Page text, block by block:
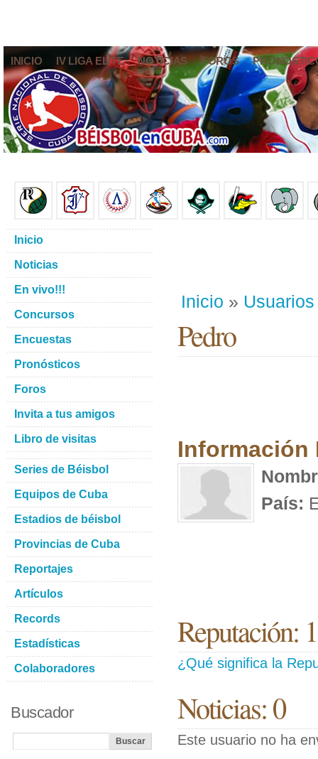
INICIO IV LIGA ELITE NOTICIAS FOROS
Inicio » Usuarios
Pedro
Información
País:
Reputación:
¿Qué significa la
Noticias: 0
Este usuario no ha
Inicio
Noticias
En vivo!!!
Concursos
Encuestas
Pronósticos
Foros
Invita a tus amigos
Libro de visitas
Series de Béisbol
Equipos de Cuba
Estadios de béisbol
Provincias de Cuba
Reportajes
Artículos
Records
Estadísticas
Colaboradores
Buscador